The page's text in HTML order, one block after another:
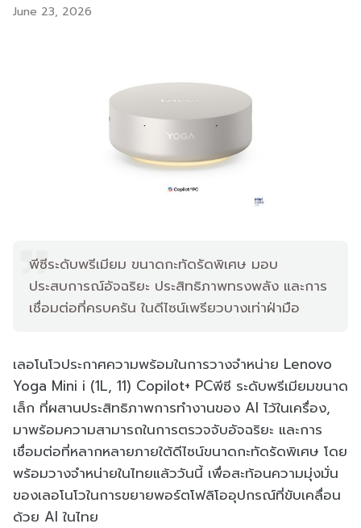
June 23, 2026
พีซีระดับพรีเมียม ขนาดกะทัดรัดพิเศษ มอบ
ประสบการณ์อัจฉริยะ ประสิทธิภาพทรงพลัง และการ
เชื่อมต่อที่ครบครัน ในดีไซน์เพรียวบางเท่าฝ่ามือ
เลอโนโวประกาศความพร้อมในการวางจำหน่าย Lenovo
Yoga Mini i (1L, 11) Copilot+ PCพีซี ระดับพรีเมียมขนาด
เล็ก ที่ผสานประสิทธิภาพการทำงานของ AI ไว้ในเครื่อง,
มาพร้อมความสามารถในการตรวจจับอัจฉริยะ และการ
เชื่อมต่อที่หลากหลายภายใต้ดีไซน์ขนาดกะทัดรัดพิเศษ โดย
พร้อมวางจำหน่ายในไทยแล้ววันนี้ เพื่อสะท้อนความมุ่งมั่น
ของเลอโนโวในการขยายพอร์ตโฟลิโออุปกรณ์ที่ขับเคลื่อน
ด้วย AI ในไทย